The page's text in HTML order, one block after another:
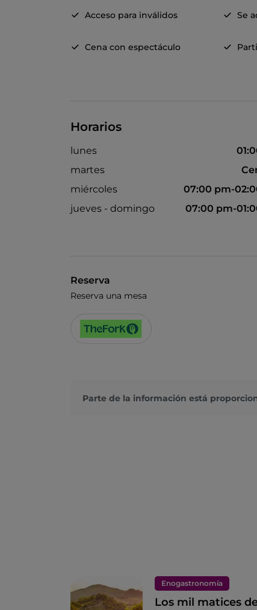
Acceso para inválidos Se
Cena con espectáculo
Horarios
lunes
martes
miércoles
07:00 pm-
jueves - domingo
07:00 pm-
Reserva
Reserva una mesa
Parte de la información está
Enogastronomía
Los mil matices